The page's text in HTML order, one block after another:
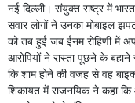
नई दिल्ली। संयुक्त राष्ट्र में
सवार लोगों ने उनका मोबाइल
को तब हुई जब ईनम रोहिणी में
आरोपियों ने रास्ता पूछने के
कि शाम होने की वजह से वह
शिकायत में राजनयिक ने कहा कि